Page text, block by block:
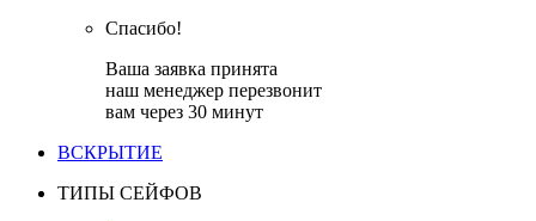
Спасибо!
Ваша заявка принята
наш менеджер перезвонит
вам через 30 минут
ВСКРЫТИЕ
ТИПЫ СЕЙФОВ